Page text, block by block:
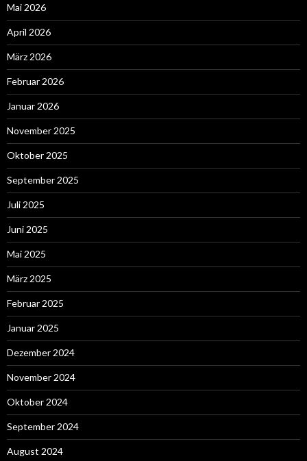
Mai 2026
April 2026
März 2026
Februar 2026
Januar 2026
November 2025
Oktober 2025
September 2025
Juli 2025
Juni 2025
Mai 2025
März 2025
Februar 2025
Januar 2025
Dezember 2024
November 2024
Oktober 2024
September 2024
August 2024